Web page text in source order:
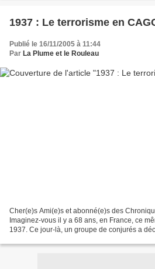
1937 : Le terrorisme en
Publié le 16/11/2005 à 11:44
Par La Plume et le Rouleau
Cher(e)s Ami(e)s et abonné(e)s des
Imaginez-vous il y a 68 ans, en France, ce
1937. Ce jour-là, un groupe de conjurés a